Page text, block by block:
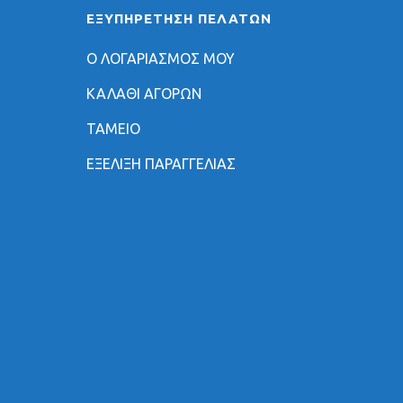
ΕΞΥΠΗΡΈΤΗΣΗ ΠΕΛΑΤΏΝ
Ο ΛΟΓΑΡΙΑΣΜΟΣ ΜΟΥ
ΚΑΛΑΘΙ ΑΓΟΡΩΝ
ΤΑΜΕΙΟ
ΕΞΕΛΙΞΗ ΠΑΡΑΓΓΕΛΙΑΣ